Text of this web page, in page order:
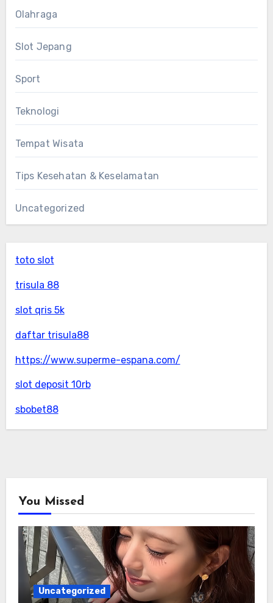
Olahraga
Slot Jepang
Sport
Teknologi
Tempat Wisata
Tips Kesehatan & Keselamatan
Uncategorized
toto slot
trisula 88
slot qris 5k
daftar trisula88
https://www.superme-espana.com/
slot deposit 10rb
sbobet88
You Missed
Uncategorized